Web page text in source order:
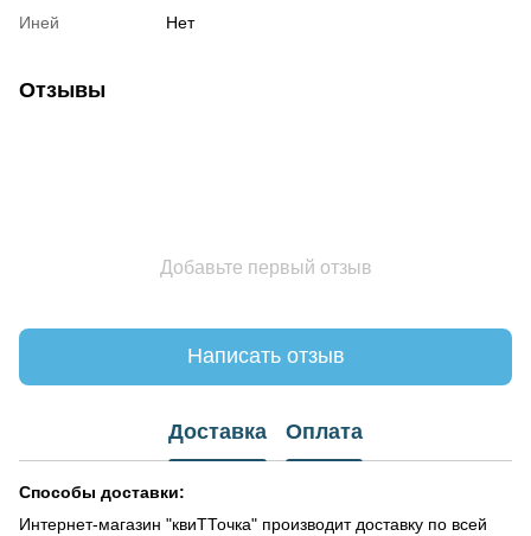
Иней Нет
Отзывы
Добавьте первый отзыв
Написать отзыв
Доставка Оплата
Способы доставки:
Интернет-магазин "квиТТочка" производит доставку по всей